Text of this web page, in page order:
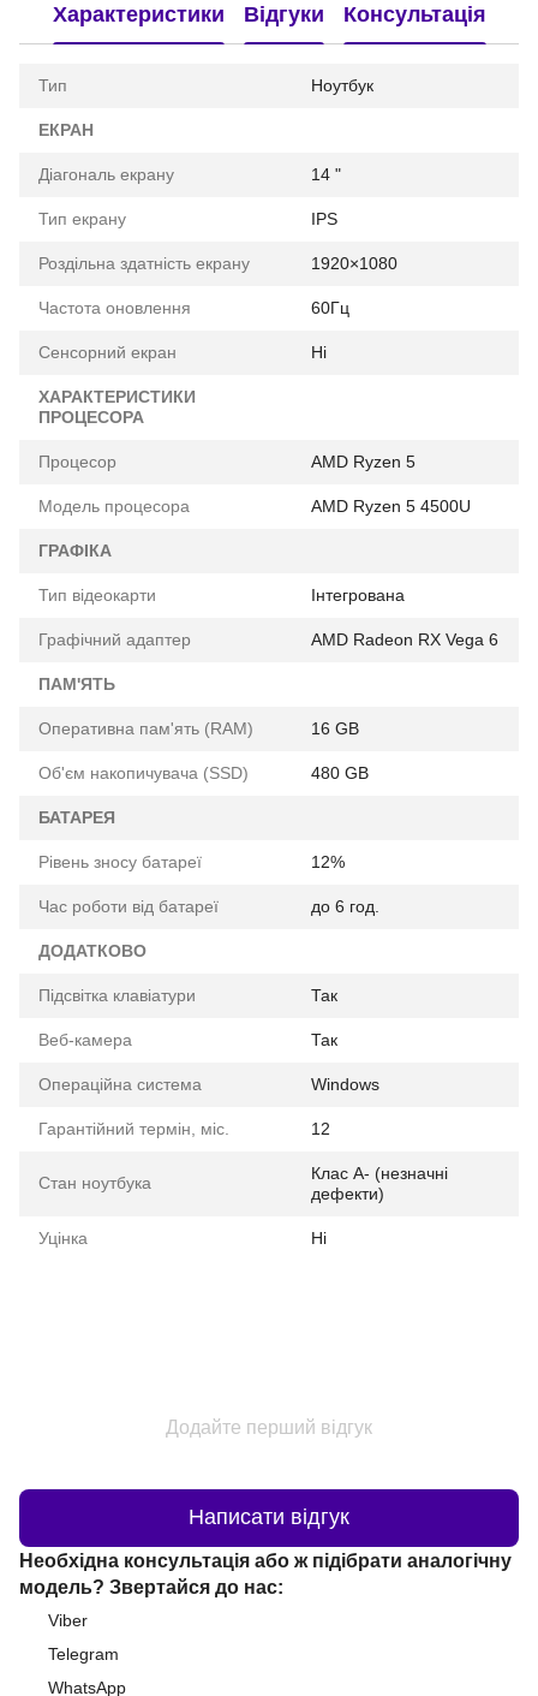
Характеристики Відгуки Консультація
Тип Ноутбук
ЕКРАН
Діагональ екрану 14 "
Тип екрану IPS
Роздільна здатність екрану 1920×1080
Частота оновлення 60Гц
Сенсорний екран Ні
ХАРАКТЕРИСТИКИ
ПРОЦЕСОРА
Процесор AMD Ryzen 5
Модель процесора AMD Ryzen 5 4500U
ГРАФІКА
Тип відеокарти Інтегрована
Графічний адаптер AMD Radeon RX Vega 6
ПАМ'ЯТЬ
Оперативна пам'ять (RAM) 16 GB
Об'єм накопичувача (SSD) 480 GB
БАТАРЕЯ
Рівень зносу батареї 12%
Час роботи від батареї до 6 год.
ДОДАТКОВО
Підсвітка клавіатури Так
Веб-камера Так
Операційна система Windows
Гарантійний термін, міс. 12
Стан ноутбука
Клас A- (незначні
дефекти)
Уцінка Ні
Додайте перший відгук
Написати відгук
Необхідна консультація або ж підібрати аналогічну
модель? Звертайся до нас:
Viber
Telegram
WhatsApp